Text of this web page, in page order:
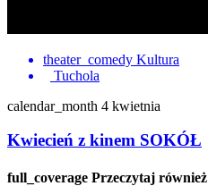
theater_comedy Kultura
Tuchola
calendar_month 4 kwietnia
Kwiecień z kinem SOKÓŁ
full_coverage Przeczytaj również